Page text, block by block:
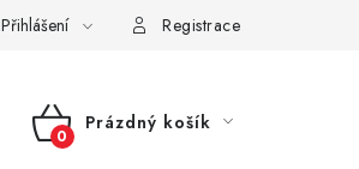
Přihlášení Registrace
NÁKUPNÍ
Prázdný košík